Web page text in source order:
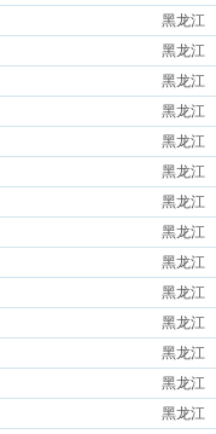
黑龙江
黑龙江
黑龙江
黑龙江
黑龙江
黑龙江
黑龙江
黑龙江
黑龙江
黑龙江
黑龙江
黑龙江
黑龙江
黑龙江